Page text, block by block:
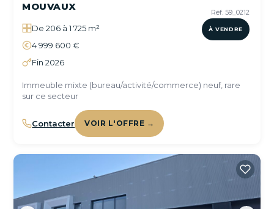
Réf. 59_0212
À VENDRE
MOUVAUX
De 206 à 1 725 m²
4 999 600 €
Fin 2026
Immeuble mixte (bureau/activité/commerce) neuf, rare
sur ce secteur
Contacter VOIR L'OFFRE →